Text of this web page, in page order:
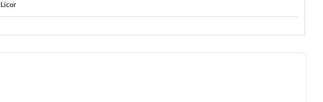
Licor